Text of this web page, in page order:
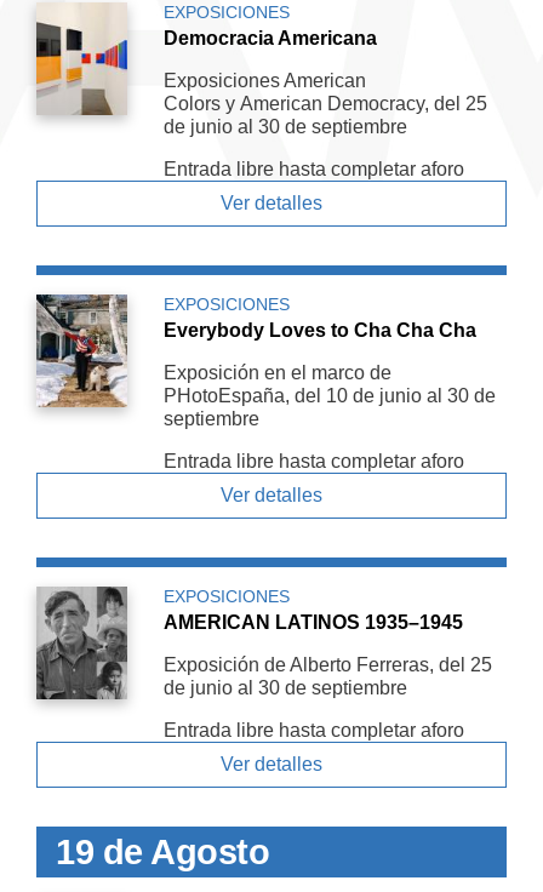
EXPOSICIONES
Democracia Americana
Exposiciones American
Colors y American De­mocracy, del 25
de junio al 30 de septiembre
Entrada libre hasta completar aforo
Ver detalles
EXPOSICIONES
Everybody Loves to Cha Cha Cha
Exposición en el marco de
PHotoEspaña, del 10 de junio al 30 de
septiembre
Entrada libre hasta completar aforo
Ver detalles
EXPOSICIONES
AMERICAN LATINOS 1935–1945
Exposición de Alberto Ferreras, del 25
de junio al 30 de septiembre
Entrada libre hasta completar aforo
Ver detalles
19 de Agosto